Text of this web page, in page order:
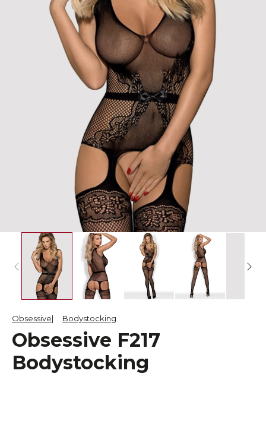
Obsessive Bodystocking
Obsessive F217
Bodystocking